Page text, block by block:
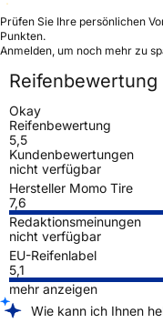
Prüfen Sie Ihre persönlichen
Punkten.
Anmelden, um noch mehr zu
Reifenbewertung
Okay
Reifenbewertung
5,5
Kundenbewertungen
nicht verfügbar
Hersteller Momo Tire
7,6
Redaktionsmeinungen
nicht verfügbar
EU-Reifenlabel
5,1
mehr anzeigen
Wie kann ich Ihnen